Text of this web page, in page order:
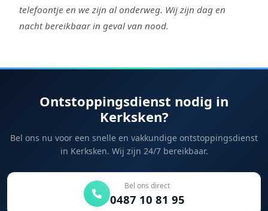
telefoontje en we zijn al onderweg. Wij zijn dag en
nacht bereikbaar in geval van nood.
Ontstoppingsdienst nodig in
Kerksken?
Bel ons nu voor een snelle en vakkundige ontstoppingsdienst
in Kerksken. Wij zijn 24/7 bereikbaar.
Bel ons direct
0487 10 81 95